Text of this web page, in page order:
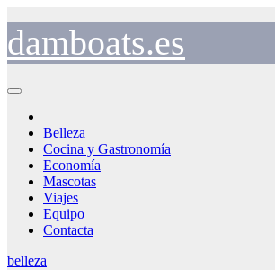
contenido
damboats.es
Belleza
Cocina y Gastronomía
Economía
Mascotas
Viajes
Equipo
Contacta
belleza